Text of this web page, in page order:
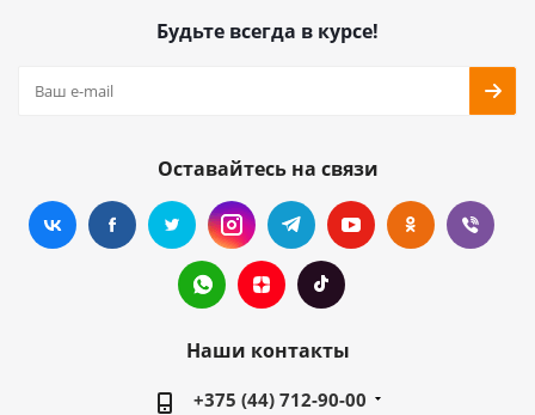
Будьте всегда в курсе!
Оставайтесь на связи
Наши контакты
+375 (44) 712-90-00